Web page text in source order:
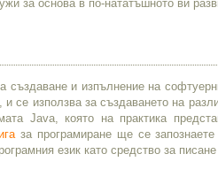
за основа в по-нататъшното ви
създаване и изпълнение на
и се използва за създаването на
Java, която на практика
за програмиране ще се
език като средство за писане